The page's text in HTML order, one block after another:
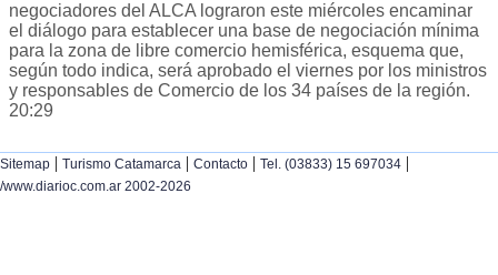
negociadores del ALCA lograron este miércoles encaminar
el diálogo para establecer una base de negociación mínima
para la zona de libre comercio hemisférica, esquema que,
según todo indica, será aprobado el viernes por los ministros
y responsables de Comercio de los 34 países de la región.
20:29
Sitemap | Turismo Catamarca | Contacto | Tel. (03833) 15 697034 |
/www.diarioc.com.ar 2002-2026